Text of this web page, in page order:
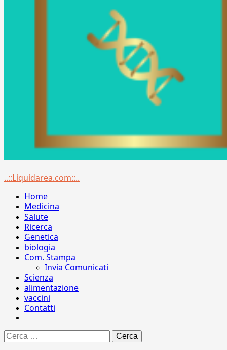
Menu
..::Liquidarea.com::..
Home
Medicina
Salute
Ricerca
Genetica
biologia
Com. Stampa
Invia Comunicati
Scienza
alimentazione
vaccini
Contatti
Ricerca
per: